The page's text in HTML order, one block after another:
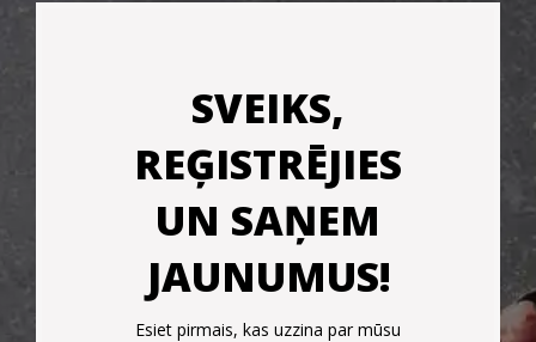
SVEIKS,
REĢISTRĒJIES
UN SAŅEM
JAUNUMUS!
Esiet pirmais, kas uzzina par mūsu